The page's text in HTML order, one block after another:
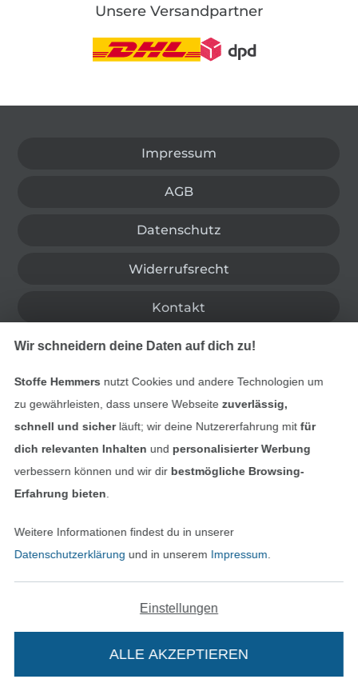
Unsere Versandpartner
Impressum
AGB
Datenschutz
Widerrufsrecht
Kontakt
Bestellung widerrufen
Finde mehr Inspiration
Deutsch
Nederlands
In den niederländischen
Français
(France)
In den
Wir schneidern deine Daten auf dich zu!
Stoffe Hemmers nutzt Cookies und andere Technologien um
zu gewährleisten, dass unsere Webseite zuverlässig,
schnell und sicherläuft; wir deine Nutzererfahrung mitfür
dich relevanten Inhalten und personalisierter Werbung
verbessern können und wir dir bestmögliche Browsing-
Erfahrung bieten
Weitere Informationen findest du in unserer
Datenschutzerklärung und in unserem Impressum
Einstellungen
ALLE AKZEPTIEREN